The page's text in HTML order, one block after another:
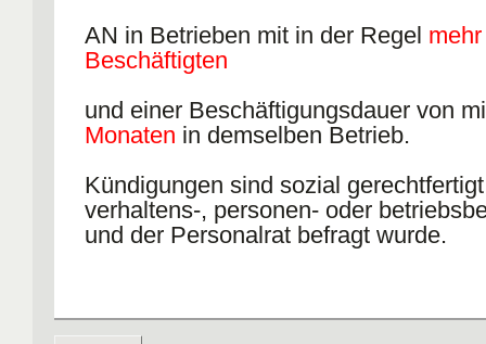
AN in Betrieben mit in der Regel
Beschäftigten
und einer Beschäftigungsdauer von
Monaten in demselben Betrieb.
Kündigungen sind sozial
verhaltens-, personen- oder
und der Personalrat befragt wurde.